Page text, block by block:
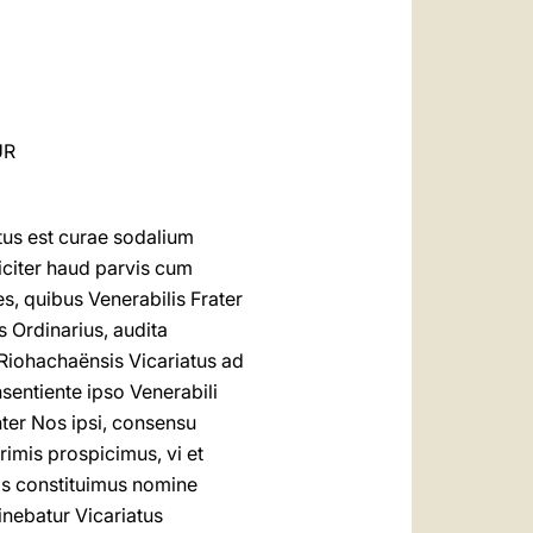
est curae sodalium
haud parvis cum
quibus Venerabilis Frater
Ordinarius, audita
Vicariatus ad
ipso Venerabili
Nos ipsi, consensu
prospicimus, vi et
constituimus nomine
Vicariatus